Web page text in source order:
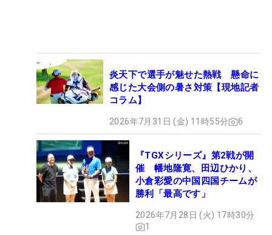
炎天下で選手が魅せた熱戦 懸命に
感じた大会側の暑さ対策【現地記者
コラム】
2026年7月31日 (金) 11時55分 6
『TGXシリーズ』第2戦が開
催 幡地隆寛、田辺ひかり、
小倉彩愛の中国四国チームが
勝利「最高です」
2026年7月28日 (火) 17時30分
1